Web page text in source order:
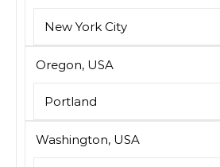
New York City
Oregon, USA
Portland
Washington, USA